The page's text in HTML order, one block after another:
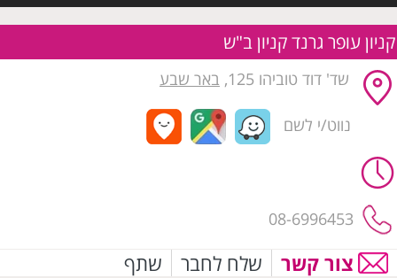
קניון עופר גרנד קניון ב"ש
שד' דוד טוביהו 125, באר שבע
נווט/י לשם
08-6996453
צור קשר שלח לחבר שתף